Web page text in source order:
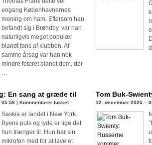
Thomas
Frank
Dagbog
fra
Premier
Danmarks
største
trænernavn
engang Københavnernes
mening om ham. Eftersom han
befandt sig i Brøndby, var han
naturligvis meget populær
blandt fans af klubben. Af
samme årsag var han nok
mindre feteret blandt dem, der
…
En sang at græde til
05:58 | Kommentarer lukkettil
Alberte
Winding:
En
sang
Saskia er landet i New York.
Byens puls og lyde er lige det
hun trænger til. Hun har sin
mikrofon med for at lave et
Tom Buk-
12. december 2025 –